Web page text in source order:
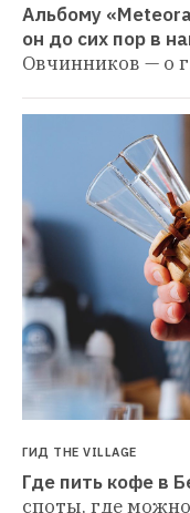
Альбому
он до сих пор в
Овчинников — о
ГИД THE VILLAGE
Где пить кофе в
споты, где